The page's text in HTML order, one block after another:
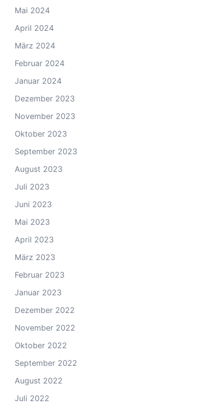
Mai 2024
April 2024
März 2024
Februar 2024
Januar 2024
Dezember 2023
November 2023
Oktober 2023
September 2023
August 2023
Juli 2023
Juni 2023
Mai 2023
April 2023
März 2023
Februar 2023
Januar 2023
Dezember 2022
November 2022
Oktober 2022
September 2022
August 2022
Juli 2022